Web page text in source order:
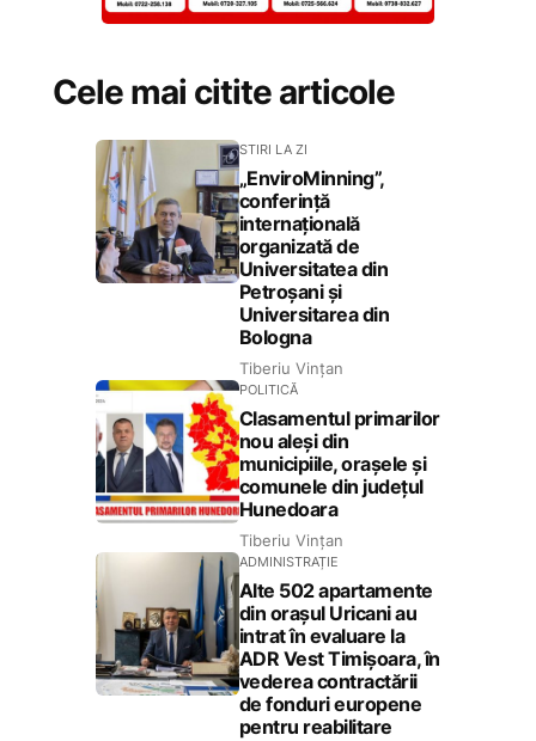
Cele mai citite articole
STIRI LA ZI
„EnviroMinning”,
conferință
internațională
organizată de
Universitatea din
Petroșani și
Universitarea din
Bologna
Tiberiu Vințan
POLITICĂ
Clasamentul primarilor
nou aleși din
municipiile, orașele și
comunele din județul
Hunedoara
Tiberiu Vințan
ADMINISTRAȚIE
Alte 502 apartamente
din orașul Uricani au
intrat în evaluare la
ADR Vest Timișoara, în
vederea contractării
de fonduri europene
pentru reabilitare